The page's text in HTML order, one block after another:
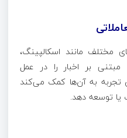
مختلف مانند اسکالپینگ،
بر اخبار را در عمل
تجربه به آن‌ها کمک می‌کند
یا توسعه دهد.